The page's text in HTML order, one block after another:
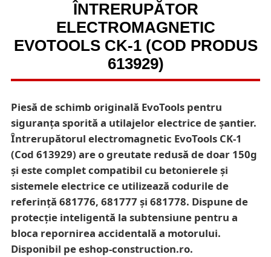
ÎNTRERUPĂTOR
ELECTROMAGNETIC
EVOTOOLS CK-1 (COD PRODUS
613929)
Piesă de schimb originală EvoTools pentru
siguranța sporită a utilajelor electrice de șantier.
Întrerupătorul electromagnetic EvoTools CK-1
(Cod 613929) are o greutate redusă de doar 150g
și este complet compatibil cu betonierele și
sistemele electrice ce utilizează codurile de
referință 681776, 681777 și 681778. Dispune de
protecție inteligentă la subtensiune pentru a
bloca repornirea accidentală a motorului.
Disponibil pe eshop-construction.ro.